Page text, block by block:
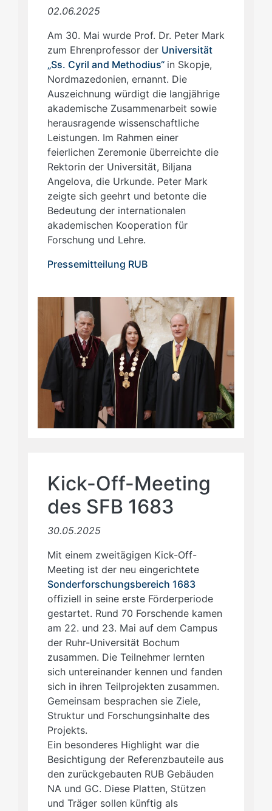
02.06.2025
Am 30. Mai wurde Prof. Dr. Peter Mark
zum Ehrenprofessor der Universität
„Ss. Cyril and Methodius“ in Skopje,
Nordmazedonien, ernannt. Die
Auszeichnung würdigt die langjährige
akademische Zusammenarbeit sowie
herausragende wissenschaftliche
Leistungen. Im Rahmen einer
feierlichen Zeremonie überreichte die
Rektorin der Universität, Biljana
Angelova, die Urkunde. Peter Mark
zeigte sich geehrt und betonte die
Bedeutung der internationalen
akademischen Kooperation für
Forschung und Lehre.
Pressemitteilung RUB
Kick-Off-Meeting
des SFB 1683
30.05.2025
Mit einem zweitägigen Kick-Off-
Meeting ist der neu eingerichtete
Sonderforschungsbereich 1683
offiziell in seine erste Förderperiode
gestartet. Rund 70 Forschende kamen
am 22. und 23. Mai auf dem Campus
der Ruhr-Universität Bochum
zusammen. Die Teilnehmer lernten
sich untereinander kennen und fanden
sich in ihren Teilprojekten zusammen.
Gemeinsam besprachen sie Ziele,
Struktur und Forschungsinhalte des
Projekts.
Ein besonderes Highlight war die
Besichtigung der Referenzbauteile aus
den zurückgebauten RUB Gebäuden
NA und GC. Diese Platten, Stützen
und Träger sollen künftig als